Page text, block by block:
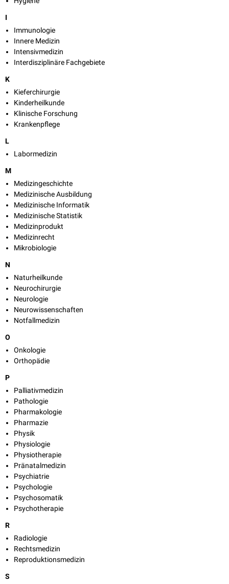
I
Immunologie
Innere Medizin
Intensivmedizin
Interdisziplinäre Fachgebiete
K
Kieferchirurgie
Kinderheilkunde
Klinische Forschung
Krankenpflege
L
Labormedizin
M
Medizingeschichte
Medizinische Ausbildung
Medizinische Informatik
Medizinische Statistik
Medizinprodukt
Medizinrecht
Mikrobiologie
N
Naturheilkunde
Neurochirurgie
Neurologie
Neurowissenschaften
Notfallmedizin
O
Onkologie
Orthopädie
P
Palliativmedizin
Pathologie
Pharmakologie
Pharmazie
Physik
Physiologie
Physiotherapie
Pränatalmedizin
Psychiatrie
Psychologie
Psychosomatik
Psychotherapie
R
Radiologie
Rechtsmedizin
Reproduktionsmedizin
S